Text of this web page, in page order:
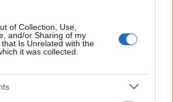
of Collection, Use,
and/or Sharing of my
Is Unrelated with the
it was collected.
AZ EUROVÍZIÓS DALFESZTIVÁLT,